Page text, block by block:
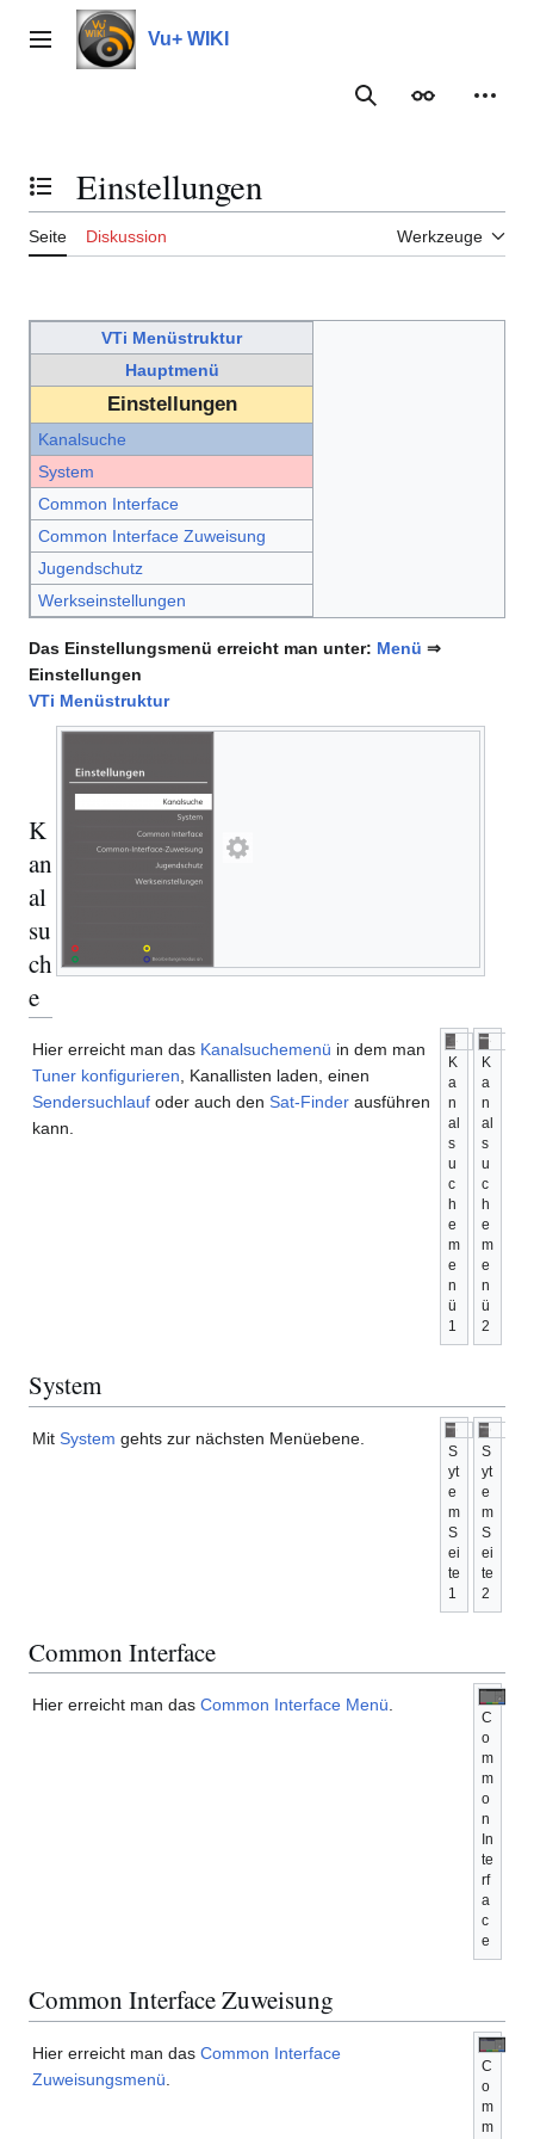
Inhalt
springenHauptmenü Vu+ WIKI
Suche
Inhaltsverzeichnis umschalten
Einstellungen
Seite Diskussion Werkzeuge
VTi Menüstruktur
Hauptmenü
Einstellungen
Kanalsuche
System
Common Interface
Common Interface Zuweisung
Jugendschutz
Werkseinstellungen
Das Einstellungsmenü erreicht man unter: Menü ⇒
Einstellungen
VTi Menüstruktur
K
an
al
su
ch
e
Hier erreicht man das Kanalsuchemenü in dem man
Tuner konfigurieren, Kanallisten laden, einen
Sendersuchlauf oder auch den Sat-Finder ausführen
kann.
K
a
n
al
s
u
c
h
e
m
e
n
ü
1
K
a
n
al
s
u
c
h
e
m
e
n
ü
2
System
Mit System gehts zur nächsten Menüebene.
S
yt
e
m
S
ei
te
1
S
yt
e
m
S
ei
te
2
Common Interface
Hier erreicht man das Common Interface Menü.
C
o
m
m
o
n
In
te
rf
a
c
e
Common Interface Zuweisung
Hier erreicht man das Common Interface
Zuweisungsmenü
C
o
m
m